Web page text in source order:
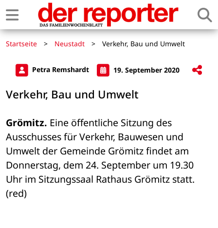
Startseite > Neustadt > Verkehr, Bau und Umwelt
Petra Remshardt 19. September 2020
Verkehr, Bau und Umwelt
Grömitz. Eine öffentliche Sitzung des
Ausschusses für Verkehr, Bauwesen und
Umwelt der Gemeinde Grömitz findet am
Donnerstag, dem 24. September um 19.30
Uhr im Sitzungssaal Rathaus Grömitz statt.
(red)